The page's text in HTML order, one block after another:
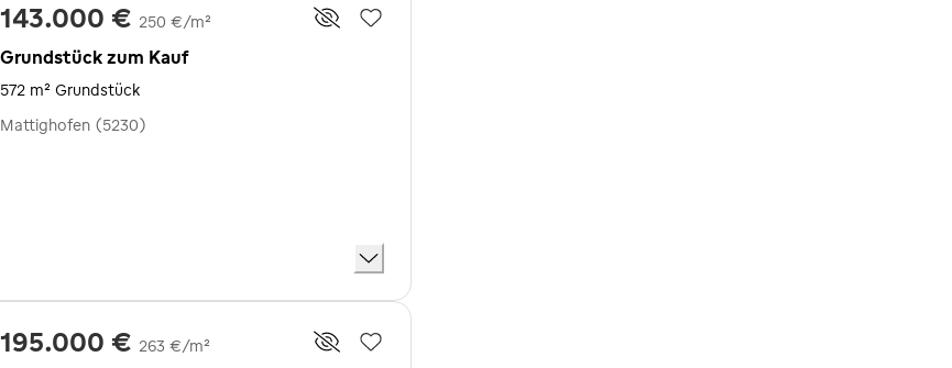
143.000 € 250 €/m²
Grundstück zum Kauf
572 m² Grundstück
Mattighofen (5230)
195.000 € 263 €/m²